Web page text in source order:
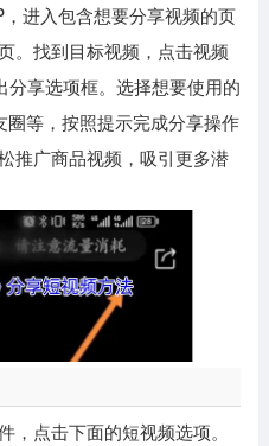
戏 破解游戏
进入包含想要分享视频的页
。找到目标视频，点击视频
分享选项框。选择想要使用的
等，按照提示完成分享操作
推广商品视频，吸引更多潜
点击下面的短视频选项。